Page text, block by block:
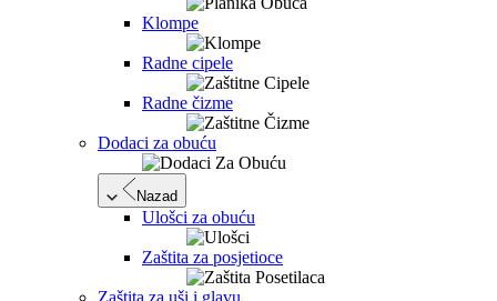
Klompe
Radne cipele
Radne čizme
Dodaci za obuću
Nazad
Ulošci za obuću
Zaštita za posjetioce
Zaštita za uši i glavu